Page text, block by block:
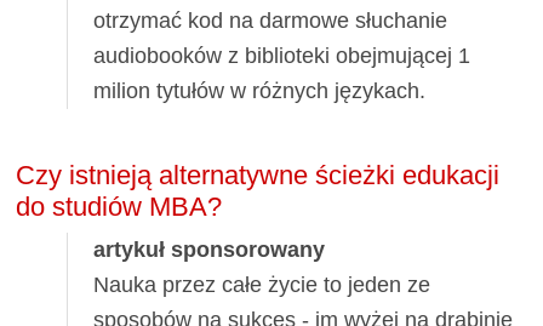
otrzymać kod na darmowe słuchanie
audiobooków z biblioteki obejmującej 1
milion tytułów w różnych językach.
Czy istnieją alternatywne ścieżki edukacji
do studiów MBA?
artykuł sponsorowany
Nauka przez całe życie to jeden ze
sposobów na sukces - im wyżej na drabinie